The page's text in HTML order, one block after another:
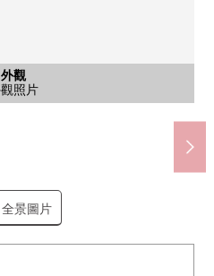
外觀
照片
風景
20262026年8月1日
風景
風景
風景
陽台的夜景
客廳
客廳
客廳
飯廳
廚房
廚房
式房間
房間(1)
室內
房間(1)
式房間
房間(2)
式房間
房間(2)
室內
房間(3)
室內
房間(3)
洗臉
室的樣子
共汽車
的整體衛浴
廁所
廁所
風景
風景
風景
風景
有部分
入口
有部分
車停放處
有部分
梯間
有部分
衛桌子
有部分
(集合信箱)
有部分
BOX
有部分
售貨機
有部分
治團體房
有部分
洗腳場
海灣Park(約230m)
灣Park店(約240m)
3分鐘。
公園(約150m)
2分鐘。
療中心(約150m)
2分鐘。
(約650m)
9分鐘。
足球區域(約120m)
2分鐘
(約1410m)
18分鐘
的街景(約320m)
。正面的道路是單行道道路。
全景圖片